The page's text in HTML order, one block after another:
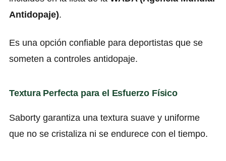
Antidopaje).
Es una opción confiable para deportistas que se
someten a controles antidopaje.
Textura Perfecta para el Esfuerzo Físico
Saborty garantiza una textura suave y uniforme
que no se cristaliza ni se endurece con el tiempo.